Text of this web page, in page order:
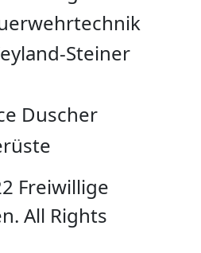
Freiwillige
All Rights